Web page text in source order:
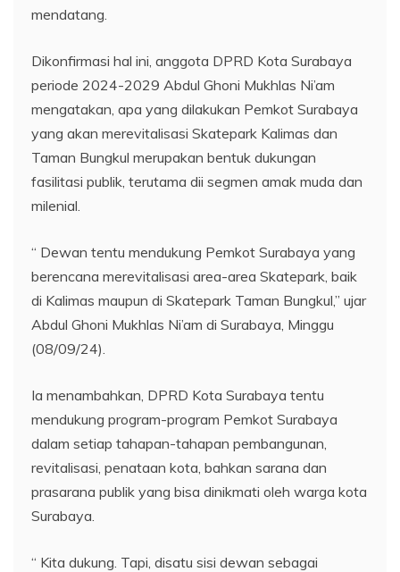
mendatang.
Dikonfirmasi hal ini, anggota DPRD Kota Surabaya
periode 2024-2029 Abdul Ghoni Mukhlas Ni’am
mengatakan, apa yang dilakukan Pemkot Surabaya
yang akan merevitalisasi Skatepark Kalimas dan
Taman Bungkul merupakan bentuk dukungan
fasilitasi publik, terutama dii segmen amak muda dan
milenial.
“ Dewan tentu mendukung Pemkot Surabaya yang
berencana merevitalisasi area-area Skatepark, baik
di Kalimas maupun di Skatepark Taman Bungkul,” ujar
Abdul Ghoni Mukhlas Ni’am di Surabaya, Minggu
(08/09/24).
Ia menambahkan, DPRD Kota Surabaya tentu
mendukung program-program Pemkot Surabaya
dalam setiap tahapan-tahapan pembangunan,
revitalisasi, penataan kota, bahkan sarana dan
prasarana publik yang bisa dinikmati oleh warga kota
Surabaya.
“ Kita dukung. Tapi, disatu sisi dewan sebagai